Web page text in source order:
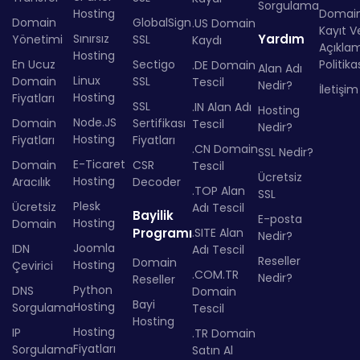
Domain
Yönetimi
En Ucuz
Domain
Fiyatları
Domain
Fiyatları
Domain
Aracılık
Ücretsiz
Domain
IDN
Çevirici
DNS
Sorgulama
IP
Sorgulama
Hosting
Sınırsız
Hosting
Linux
Hosting
Node.JS
Hosting
E-Ticaret
Hosting
Plesk
Hosting
Joomla
Hosting
Python
Hosting
Hosting
Fiyatları
GlobalSign
SSL
Sectigo
SSL
SSL
Sertifikası
Fiyatları
CSR
Decoder
Bayilik
Programı
Domain
Reseller
Bayi
Hosting
.US Domain
Kaydı
.DE Domain
Tescil
.IN Alan Adı
Tescil
.CN Domain
Tescil
.TOP Alan
Adı Tescil
.SITE Alan
Adı Tescil
.COM.TR
Domain
Tescil
.TR Domain
Satın Al
Sorgulama
Yardım
Alan Adı
Nedir?
Hosting
Nedir?
SSL Nedir?
Ücretsiz
SSL
E-posta
Nedir?
Reseller
Nedir?
Kayıt
İletişim